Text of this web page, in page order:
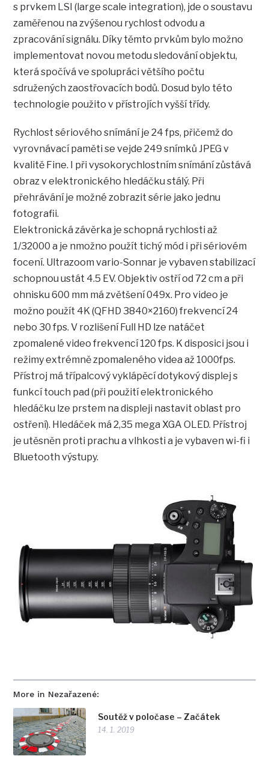
More in Nezařazené:
Soutěž v poločase – Začátek
14. 1. 2019
s prvkem LSI (large scale integration), jde o soustavu
zaměřenou na zvýšenou rychlost odvodu a
zpracování signálu. Díky těmto prvkům bylo možno
implementovat novou metodu sledování objektu,
která spočívá ve spolupráci většího počtu
sdružených zaostřovacích bodů. Dosud bylo této
technologie použito v přístrojích vyšší třídy.
Rychlost sériového snímání je 24 fps, přičemž do
vyrovnávací paměti se vejde 249 snímků JPEG v
kvalitě Fine. I při vysokorychlostním snímání zůstává
obraz v elektronického hledáčku stálý. Při
přehrávání je možné zobrazit série jako jednu
fotografii.
Elektronická závěrka je schopná rychlosti až
1/32000 a je nmožno použít tichý mód i při sériovém
focení. Ultrazoom vario-Sonnar je vybaven stabilizací
schopnou ustát 4.5 EV. Objektiv ostří od 72 cm a při
ohnisku 600 mm má zvětšení 049x. Pro video je
možno použít 4K (QFHD 3840×2160) frekvencí 24
nebo 30 fps. V rozlišení Full HD lze natáčet
zpomalené video frekvencí 120 fps. K disposici jsou i
režimy extrémně zpomaleného videa až 1000fps.
Přístroj má třípalcový vyklápěcí dotykový displej s
funkcí touch pad (při použití elektronického
hledáčku lze prstem na displeji nastavit oblast pro
ostření). Hledáček má 2,35 mega XGA OLED. Přístroj
je utěsněn proti prachu a vlhkosti a je vybaven wi-fi i
Bluetooth výstupy.